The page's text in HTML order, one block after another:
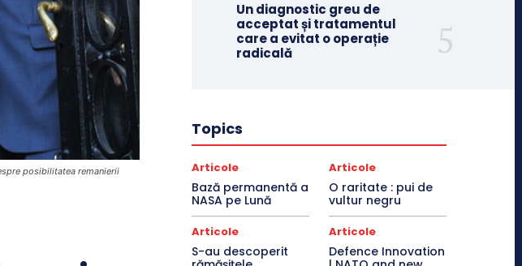
posibilitatea remanierii
Un diagnostic greu de
acceptat și tratamentul
care a evitat o operație
radicală
Topics
Articole
Bază permanentă a
NASA pe Lună
Articole
O raritate : pui de
vultur negru
Articole
S-au descoperit
Articole
Defence Innovation